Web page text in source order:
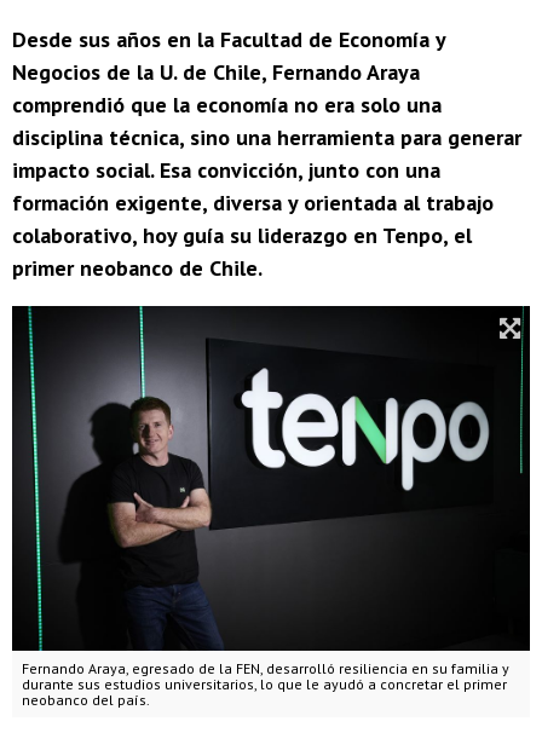
Desde sus años en la Facultad de Economía y
Negocios de la U. de Chile, Fernando Araya
comprendió que la economía no era solo una
disciplina técnica, sino una herramienta para generar
impacto social. Esa convicción, junto con una
formación exigente, diversa y orientada al trabajo
colaborativo, hoy guía su liderazgo en Tenpo, el
primer neobanco de Chile.
Fernando Araya, egresado de la FEN, desarrolló resiliencia en su familia y
durante sus estudios universitarios, lo que le ayudó a concretar el primer
neobanco del país.